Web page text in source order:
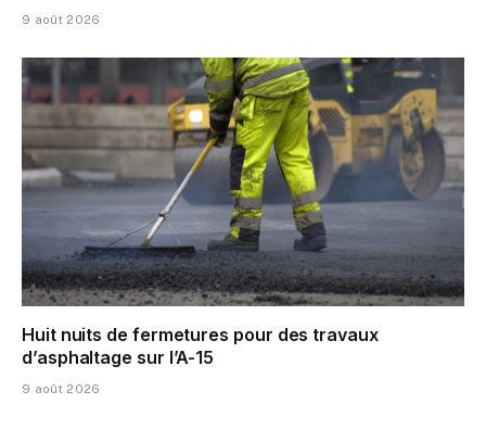
9 août 2026
Huit nuits de fermetures pour des travaux
d’asphaltage sur l’A-15
9 août 2026